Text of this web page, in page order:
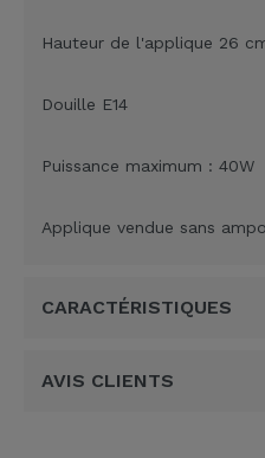
Hauteur de l'applique 26
Douille E14
Puissance maximum : 40W
Applique vendue sans
CARACTÉRISTIQUES
AVIS CLIENTS